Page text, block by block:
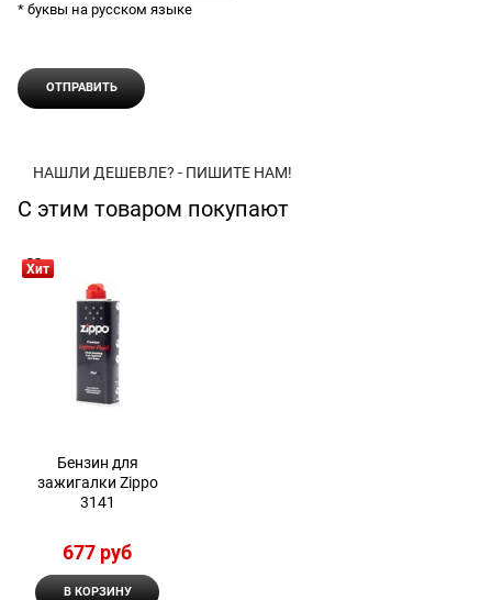
* буквы на русском языке
НАШЛИ ДЕШЕВЛЕ? - ПИШИТЕ НАМ!
С этим товаром покупают
Хит
Бензин для
зажигалки Zippo
3141
677 руб
В КОРЗИНУ